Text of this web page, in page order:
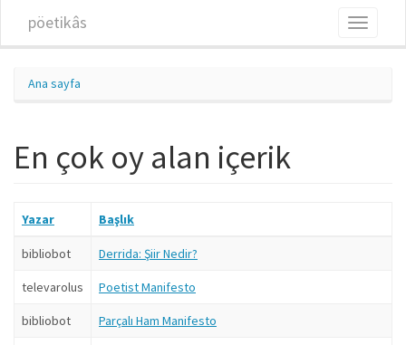
pöetikâs
Toggle
Ana sayfa
En çok oy alan içerik
Yazar Başlık
bibliobot Derrida: Şiir Nedir?
televarolus Poetist Manifesto
bibliobot Parçalı Ham Manifesto